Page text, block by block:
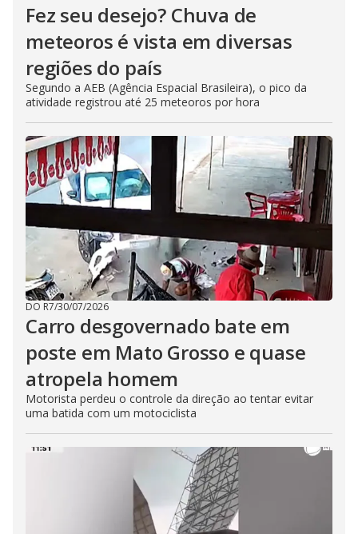
Fez seu desejo? Chuva de
meteoros é vista em diversas
regiões do país
Segundo a AEB (Agência Espacial Brasileira), o pico da
atividade registrou até 25 meteoros por hora
DO R7/30/07/2026
Carro desgovernado bate em
poste em Mato Grosso e quase
atropela homem
Motorista perdeu o controle da direção ao tentar evitar
uma batida com um motociclista